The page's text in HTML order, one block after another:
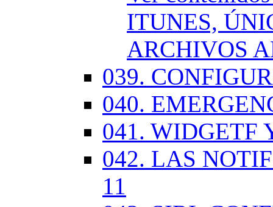
ITUNES,
ARCHIVOS
039.
040.
041. WIDGETF
042. LAS
11